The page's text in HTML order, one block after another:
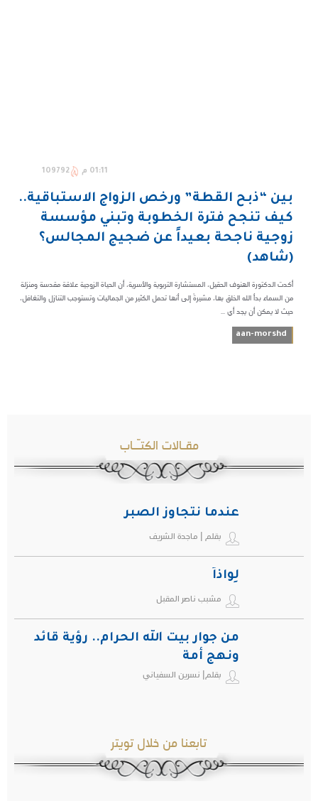
01:11 م 109792
بين “ذبح القطة” ورخص الزواج الاستباقية..
كيف تنجح فترة الخطوبة وتبني مؤسسة
زوجية ناجحة بعيداً عن ضجيج المجالس؟
(شاهد)
أكدت الدكتورة الهنوف الحقيل، المستشارة التربوية والأسرية، أن الحياة الزوجية علاقة مقدسة ومنزلة
من السماء بدأ الله الخلق بها، مشيرةً إلى أنها تحمل الكثير من الجماليات وتستوجب التنازل والتغافل،
حيث لا يمكن أن يجد أي ...
aan-morshd
مقـالات الكتـّـاب
عندما نتجاوز الصبر
بقلم | ماجدة الشريف
لِواذاً
مشبب ناصر المقبل
من جوار بيت الله الحرام.. رؤية قائد
ونهج أمة
بقلم| نسرين السفياني
تابعنا من خلال تويتر